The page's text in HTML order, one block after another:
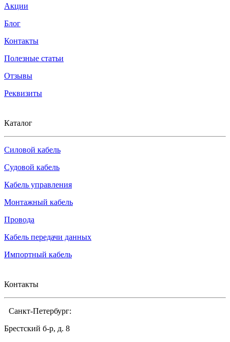
Акции
Блог
Контакты
Полезные статьи
Отзывы
Реквизиты
Каталог
Силовой кабель
Судовой кабель
Кабель управления
Монтажный кабель
Провода
Кабель передачи данных
Импортный кабель
Контакты
Санкт-Петербург:
Брестский б-р, д. 8